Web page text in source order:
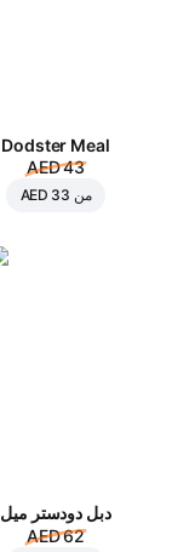
Dodster Meal
AED 43
من AED 33
دبل دودستر ميل
AED 62